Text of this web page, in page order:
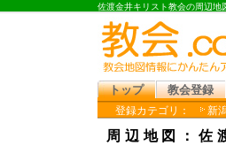
佐渡金井キリスト教会の周辺地
トップ 教会登録
登録カテゴリ：
新
周辺地図：佐